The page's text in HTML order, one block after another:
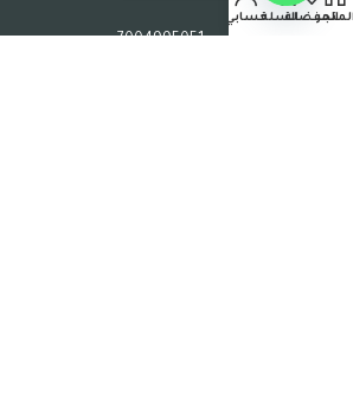
رقم السجل التجاري : 7004995051
المفضلةالسلةحسابي